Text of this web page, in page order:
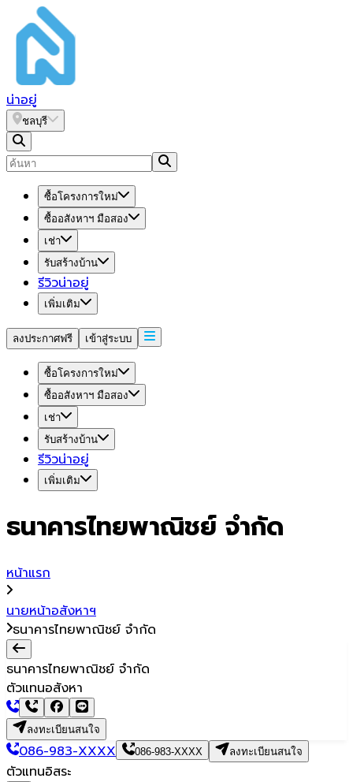
น่าอยู่
ชลบุรี
ซื้อโครงการใหม่
ซื้ออสังหาฯ มือสอง
เช่า
รับสร้างบ้าน
รีวิวน่าอยู่
เพิ่มเติม
ลงประกาศฟรี เข้าสู่ระบบ
ซื้อโครงการใหม่
ซื้ออสังหาฯ มือสอง
เช่า
รับสร้างบ้าน
รีวิวน่าอยู่
เพิ่มเติม
ธนาคารไทยพาณิชย์ จำกัด
หน้าแรก
นายหน้าอสังหาฯ
ธนาคารไทยพาณิชย์ จำกัด
ธนาคารไทยพาณิชย์ จำกัด
ตัวแทนอสังหา
ลงทะเบียนสนใจ
086-983-XXXX 086-983-XXXX ลงทะเบียนสนใจ
ตัวแทนอิสระ